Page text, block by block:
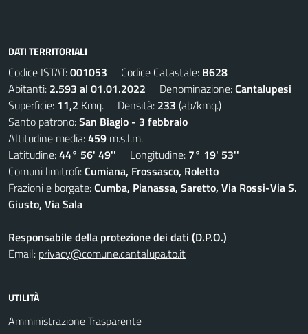
DATI TERRITORIALI
Codice ISTAT:001053 Codice Catastale: B628
Abitanti: 2.593 al 01.01.2022 Denominazione:Cantalupesi
Superficie: 11,2 Kmq. Densità: 233 (ab/kmq.)
Santo patrono:San Biagio - 3 febbraio
Altitudine media:459 m.s.l.m.
Latitudine:44° 56' 49'' Longitudine: 7° 19' 53''
Comuni limitrofi:Cumiana, Frossasco, Roletto
Frazioni e borgate:Cumba, Pianassa, Saretto, Via Rossi-Via S.
Giusto, Via Sala
Responsabile della protezione dei dati (D.P.O.)
Email: privacy@comune.cantalupa.to.it
UTILITÀ
Amministrazione Trasparente